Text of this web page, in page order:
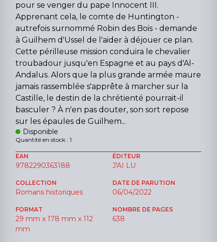
pour se venger du pape Innocent III.
Apprenant cela, le comte de Huntington -
autrefois surnommé Robin des Bois - demande
à Guilhem d'Ussel de l'aider à déjouer ce plan.
Cette périlleuse mission conduira le chevalier
troubadour jusqu'en Espagne et au pays d'Al-
Andalus. Alors que la plus grande armée maure
jamais rassemblée s'apprête à marcher sur la
Castille, le destin de la chrétienté pourrait-il
basculer ? À n'en pas douter, son sort repose
sur les épaules de Guilhem...
Disponible
Quantité en stock : 1
EAN
9782290363188
ÉDITEUR
J'AI LU
COLLECTION
Romans historiques
DATE DE PARUTION
06/04/2022
FORMAT
29 mm x 178 mm x 112
mm
NOMBRE DE PAGES
638